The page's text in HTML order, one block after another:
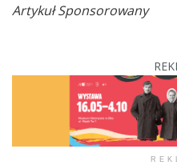
Artykuł Sponsorowany